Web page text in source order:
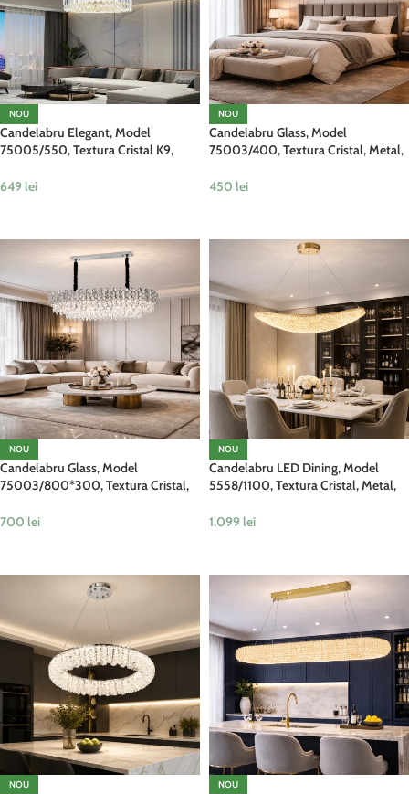
NOU
Candelabru Elegant, Model
75005/550, Textura Cristal K9,
649 lei
NOU
Candelabru Glass, Model
75003/400, Textura Cristal, Metal,
450 lei
NOU
Candelabru Glass, Model
75003/800*300, Textura Cristal,
700 lei
NOU
Candelabru LED Dining, Model
5558/1100, Textura Cristal, Metal,
1,099 lei
NOU NOU